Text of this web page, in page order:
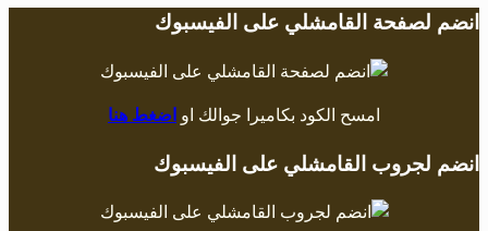
X
انضم لصفحة القامشلي على الفيسبوك
امسح الكود بكاميرا جوالك او اضغط هنا
انضم لجروب القامشلي على الفيسبوك